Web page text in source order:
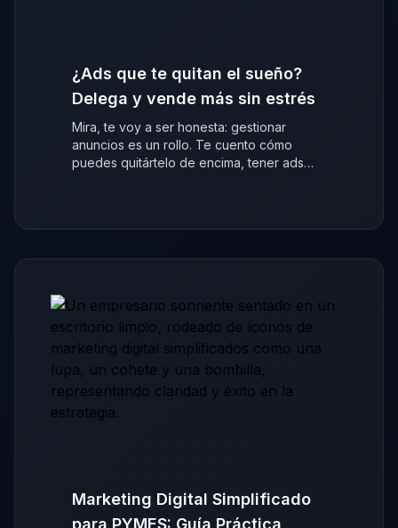
¿Ads que te quitan el sueño?
Delega y vende más sin estrés
Mira, te voy a ser honesta: gestionar
anuncios es un rollo. Te cuento cómo
puedes quitártelo de encima, tener ads
Marketing Digital Simplificado
para PYMES: Guía Práctica